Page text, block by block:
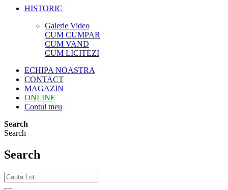
HISTORIC
Galerie Video
CUM CUMPAR
CUM VAND
CUM LICITEZI
ECHIPA NOASTRA
CONTACT
MAGAZIN
ONLINE
Contul meu
Search
Search
Search